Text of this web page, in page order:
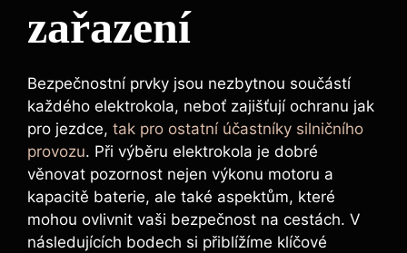
zařazení
Bezpečnostní prvky jsou nezbytnou součástí
každého elektrokola, neboť zajišťují ochranu jak
pro jezdce, tak pro ostatní účastníky silničního
provozu. Při výběru elektrokola je dobré
věnovat pozornost nejen výkonu motoru a
kapacitě baterie, ale také aspektům, které
mohou ovlivnit vaši bezpečnost na cestách. V
následujících bodech si přiblížíme klíčové